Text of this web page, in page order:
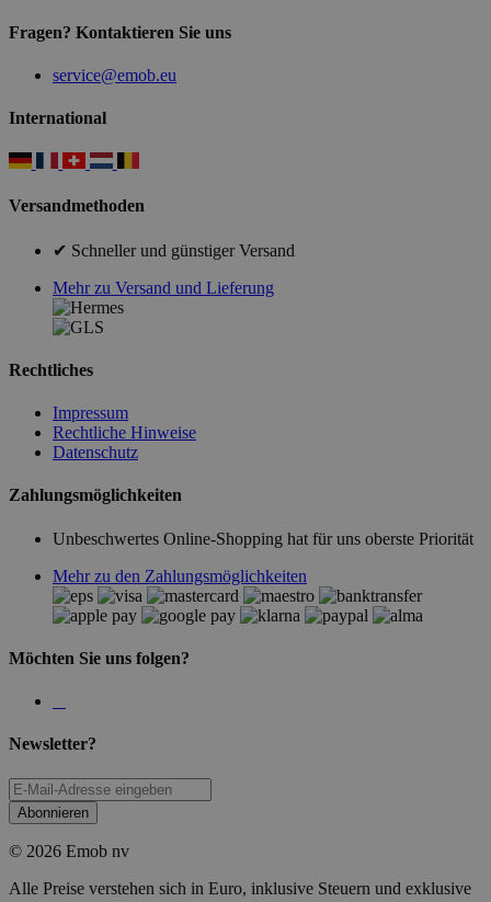
Fragen? Kontaktieren Sie uns
service@emob.eu
International
Versandmethoden
✔ Schneller und günstiger Versand
Mehr zu Versand und Lieferung
Rechtliches
Impressum
Rechtliche Hinweise
Datenschutz
Zahlungsmöglichkeiten
Unbeschwertes Online-Shopping hat für uns oberste Priorität
Mehr zu den Zahlungsmöglichkeiten
Möchten Sie uns folgen?
Newsletter?
Abonnieren
© 2026 Emob nv
Alle Preise verstehen sich in Euro, inklusive Steuern und exklusive